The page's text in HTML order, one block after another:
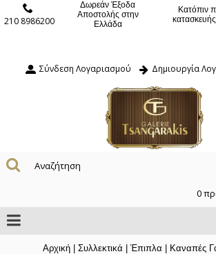
210 8986200
Δωρεάν Έξοδα
Αποστολής στην
Ελλάδα
Κατόπιν
Σύνδεση Λογαριασμού Δημιουργία
0
Αρχική | Συλλεκτικά | Έπιπλα | Καναπές